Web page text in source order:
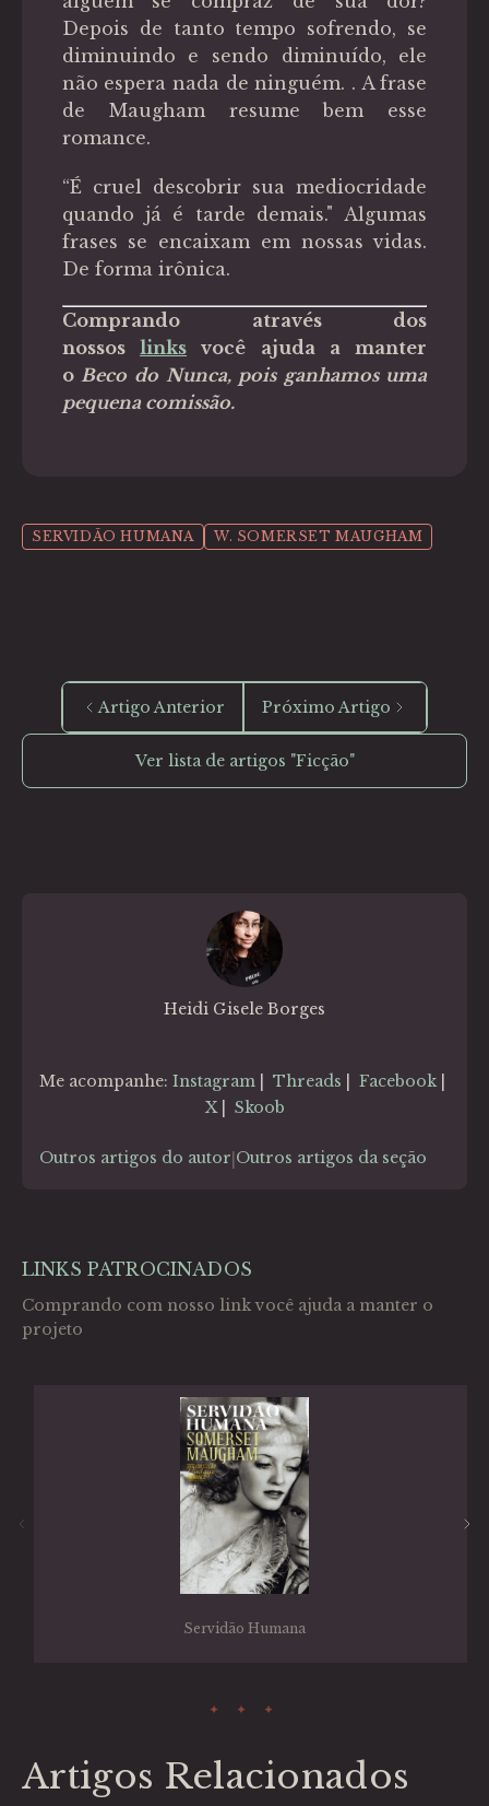
Depois de tanto tempo sofrendo, se
diminuindo e sendo diminuído, ele
não espera nada de ninguém. . A frase
de Maugham resume bem esse
romance.
“É cruel descobrir sua mediocridade
quando já é tarde demais." Algumas
frases se encaixam em nossas vidas.
De forma irônica.
Comprando através dos
nossoslinks você ajuda a manter
oBeco do Nunca, pois ganhamos uma
pequena comissão.
SERVIDÃO HUMANA W. SOMERSET MAUGHAM
Artigo Anterior Próximo Artigo
Ver lista de artigos "Ficção"
Heidi Gisele Borges
Me acompanhe: Instagram Threads Facebook|
X| Skoob
Outros artigos do autor Outros artigos da seção
LINKS PATROCINADOS
Comprando com nosso link você ajuda a manter o
projeto
Servidão Humana
Artigos Relacionados